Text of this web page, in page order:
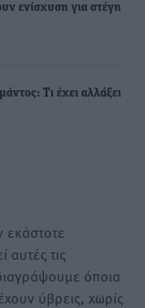
ενίσχυση για στέγη
Τι έχει αλλάξει
εκάστοτε
αυτές τις
όποια
ύβρεις, χωρίς